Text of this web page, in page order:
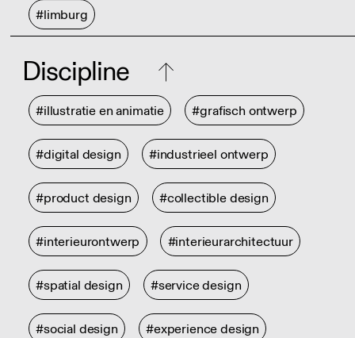
#limburg
Discipline
#illustratie en animatie #grafisch ontwerp
#digital design #industrieel ontwerp
#product design #collectible design
#interieurontwerp #interieurarchitectuur
#spatial design #service design
#social design #experience design